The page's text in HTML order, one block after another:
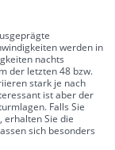
werden in
nachts
der letzten 48 bzw.
stark je nach
ist aber der
Falls Sie
erhalten Sie die
sich besonders